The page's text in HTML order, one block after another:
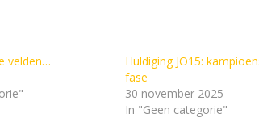
velden…
Huldiging JO15:
fase
30 november 2025
In "Geen categorie"